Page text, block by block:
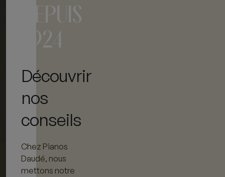
DEPUIS
1924
Découvrir
nos
conseils
Chez Pianos
Daudé, nous
mettons notre